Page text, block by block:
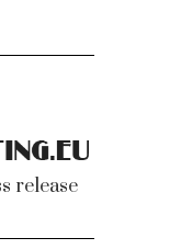
release